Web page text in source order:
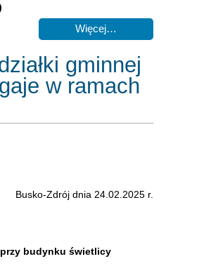
Więcej…
gminnej
w ramach
Busko-Zdrój dnia 24.02.2025 r.
budynku świetlicy